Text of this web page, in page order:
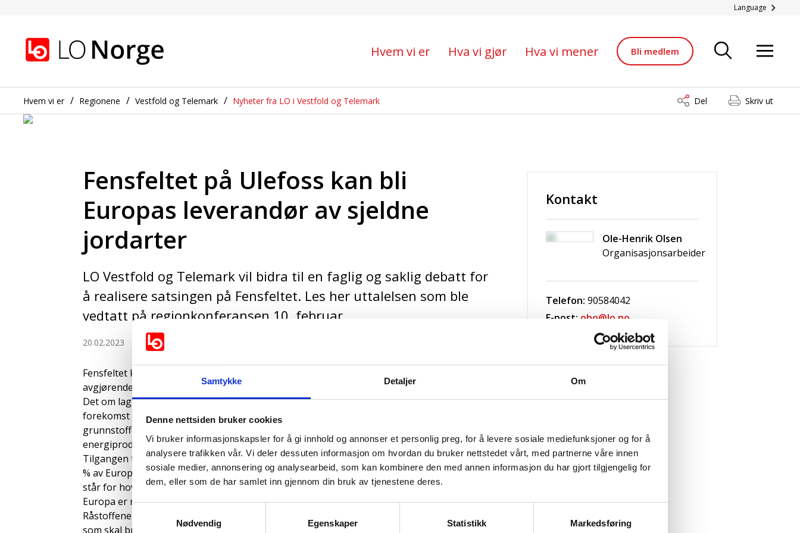
Samtykke Detaljer Om
Denne nettsiden bruker cookies
Vi bruker informasjonskapsler for å gi innhold og annonser et personlig preg, for å levere sosiale mediefunksjoner og for å
analysere trafikken vår. Vi deler dessuten informasjon om hvordan du bruker nettstedet vårt, med partnerne våre innen
sosiale medier, annonsering og analysearbeid, som kan kombinere den med annen informasjon du har gjort tilgjengelig for
dem, eller som de har samlet inn gjennom din bruk av tjenestene deres.
Nødvendig
Egenskaper Statistikk Markedsføring
Fensfeltet på Ulefoss kan bli Europas leverandør av sjeldne jordarter
Language
Hvem vi er Hva vi gjør Hva vi mener Bli medlem
Hvem vi er Regionene Vestfold og Telemark Nyheter fra LO i Vestfold og Telemark Del Skriv ut
Fensfeltet på Ulefoss kan bli
Europas leverandør av sjeldne
jordarter
LO Vestfold og Telemark vil bidra til en faglig og saklig debatt for
å realisere satsingen på Fensfeltet. Les her uttalelsen som ble
vedtatt på regionkonferansen 10. februar.
20.02.2023 Sist oppdatert 22.03.2024
Fensfeltet kan ha Europas største forekomst av sjeldne jordarter, råstoffer som er
avgjørende for det grønne skiftet.
Det om lag fem kvadratkilometer store området kan potensielt inneholde Europas største
forekomst av sjeldne jordarter (REE). REE er et samlebegrep som brukes om 17
grunnstoffer som inngår i mange komponenter i høyteknologiske produkter og grønn
energiproduksjon.
Tilgangen til mineraler og metaller er en forutsetning for å få til det grønne skifte. Når 98
% av Europas behov for disse mineralene hentes utenfor Europa er vi svært sårbare. Kina
står for hoveddelen av all produksjon av metaller som kobber, nikkel, kobolt og litium.
Europa er med andre ord helt avhengig av Kina for å kunne oppnå sine klimamål.
Råstoffene fra Fensfeltet er blant annet tenkt brukt på Herøya for å produsere magneter
som skal brukes i ulike typer elektronisk utstyr.
Kontakt
Ole-Henrik Olsen
Organisasjonsarbeider
Telefon: 90584042
E-post: oho@lo.no